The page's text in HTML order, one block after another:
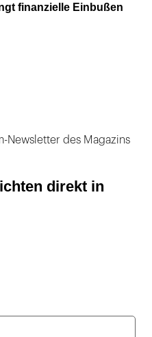
finanzielle Einbußen
Newsletter des Magazins
direkt in